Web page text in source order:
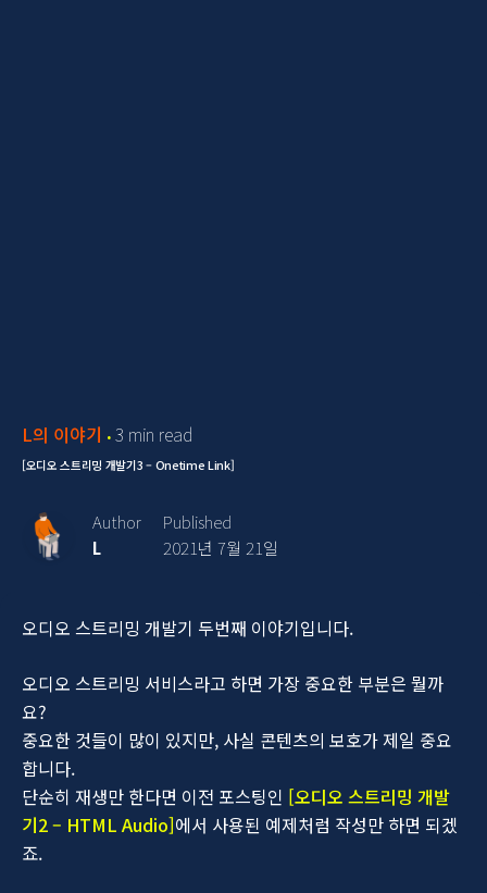
L의 이야기 3 min read
[오디오 스트리밍 개발기3 – Onetime Link]
Author
L
Published
2021년 7월 21일
오디오 스트리밍 개발기 두번째 이야기입니다.
오디오 스트리밍 서비스라고 하면 가장 중요한 부분은 뭘까
요?
중요한 것들이 많이 있지만, 사실 콘텐츠의 보호가 제일 중요
합니다.
단순히 재생만 한다면 이전 포스팅인 [오디오 스트리밍 개발
기2 – HTML Audio]에서 사용된 예제처럼 작성만 하면 되겠
죠.